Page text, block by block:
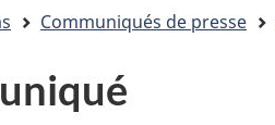
Communiqués de presse